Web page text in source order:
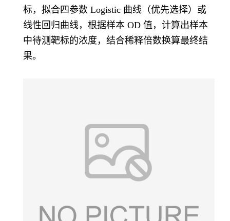
标，拟合四参数 Logistic 曲线（优先选择）或
线性回归曲线，根据样本 OD 值，计算出样本
中待测靶标的浓度，结合稀释倍数换算最终结
果。